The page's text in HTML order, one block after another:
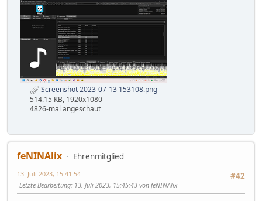
Screenshot 2023-07-13 153108.png
514.15 KB, 1920x1080
4826-mal angeschaut
feNINAlix
Ehrenmitglied
#42
13. Juli 2023, 15:41:54
Letzte Bearbeitung: 13. Juli 2023, 15:45:43 von feNINAlix